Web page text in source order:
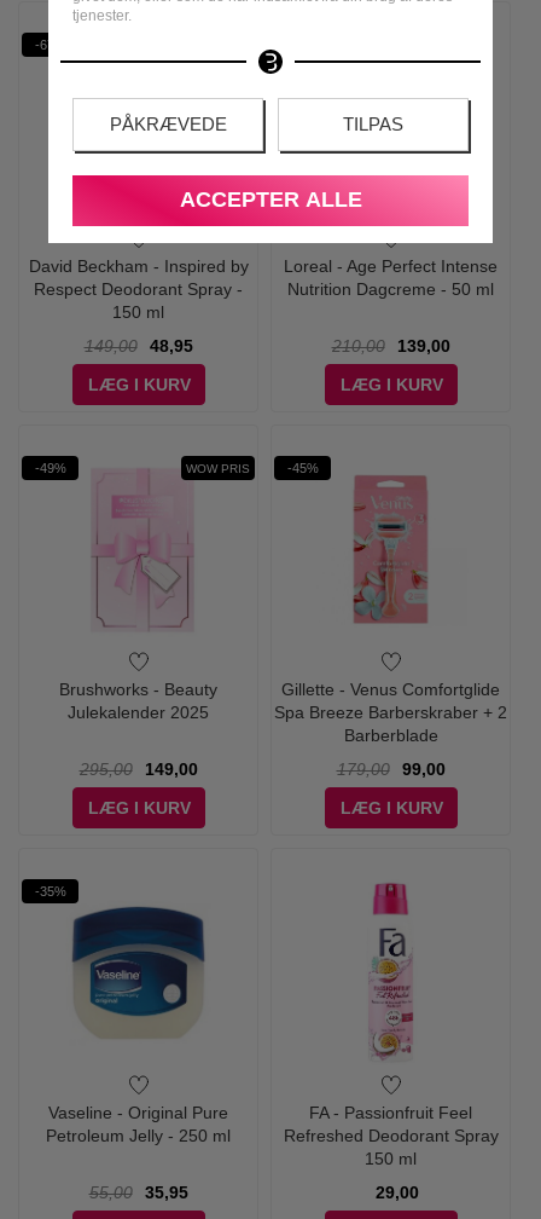
tjenester.
PÅKRÆVEDE TILPAS
ACCEPTER ALLE
-67%
David Beckham - Inspired by
Respect Deodorant Spray -
150 ml
149,00
48,95
LÆG I KURV
Loreal - Age Perfect Intense
Nutrition Dagcreme - 50 ml
210,00
139,00
LÆG I KURV
-49% WOW PRIS
Brushworks - Beauty
Julekalender 2025
295,00
149,00
LÆG I KURV
-45%
Gillette - Venus Comfortglide
Spa Breeze Barberskraber + 2
Barberblade
179,00
99,00
LÆG I KURV
-35%
Vaseline - Original Pure
Petroleum Jelly - 250 ml
55,00
35,95
FA - Passionfruit Feel
Refreshed Deodorant Spray
150 ml
29,00